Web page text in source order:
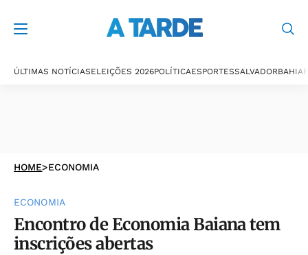
ÚLTIMAS NOTÍCIASELEIÇÕES 2026POLÍTICAESPORTESSALVADORBAHIA
HOME>ECONOMIA
ECONOMIA
Encontro de Economia Baiana tem
inscrições abertas